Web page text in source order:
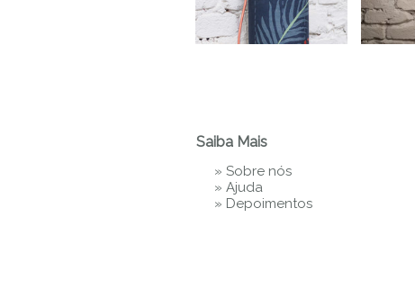
Saiba Mais
» Sobre nós
» Ajuda
» Depoimentos